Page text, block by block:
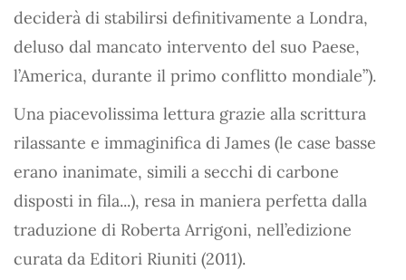
deciderà di stabilirsi definitivamente a Londra,
deluso dal mancato intervento del suo Paese,
l’America, durante il primo conflitto mondiale”).
Una piacevolissima lettura grazie alla scrittura
rilassante e immaginifica di James (le case basse
erano inanimate, simili a secchi di carbone
disposti in fila...), resa in maniera perfetta dalla
traduzione di Roberta Arrigoni, nell’edizione
curata da Editori Riuniti (2011).